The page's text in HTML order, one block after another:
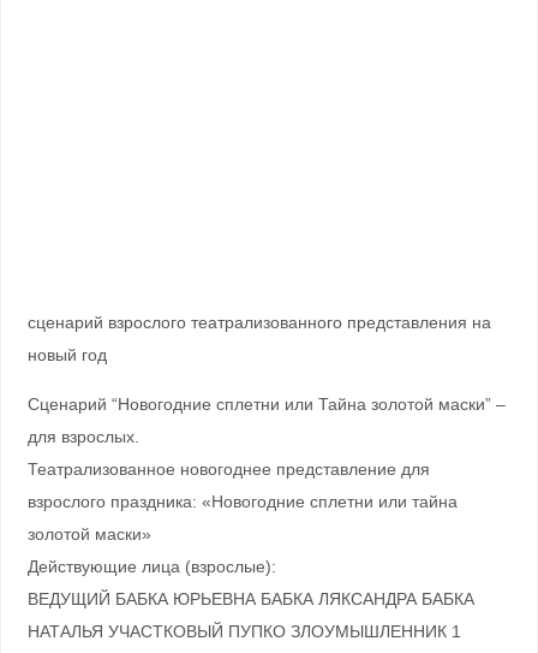
сценарий взрослого театрализованного представления на
новый год
Сценарий “Новогодние сплетни или Тайна золотой маски” –
для взрослых.
Театрализованное новогоднее представление для
взрослого праздника: «Новогодние сплетни или тайна
золотой маски»
Действующие лица (взрослые):
ВЕДУЩИЙ БАБКА ЮРЬЕВНА БАБКА ЛЯКСАНДРА БАБКА
НАТАЛЬЯ УЧАСТКОВЫЙ ПУПКО ЗЛОУМЫШЛЕННИК 1